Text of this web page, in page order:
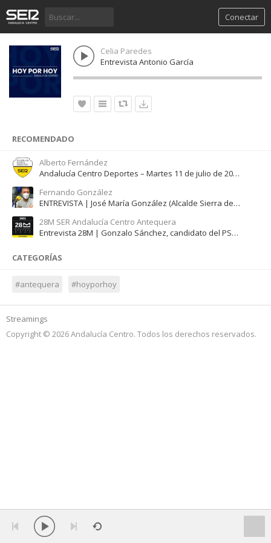
Conectar
Celia Paredes
Entrevista Antonio García
RECOMENDADO
Alberto Fernández
Andalucía Centro Deportes – Martes 11 de julio de 2023
Fernando González
ENTREVISTA | José María González (Alcalde Sierra de Yeguas) | 7 abril 2021
28M SER Andalucía Centro Antequera
Entrevista 28M | Gonzalo Sánchez, candidato del PSOE en Villanueva de la Concepción
CATEGORÍAS
#antequera #hoyporhoy
Streamings
Copyright © 2026 Andalucía Centro. Todos los derechos reservados.